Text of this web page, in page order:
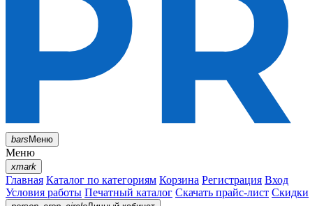
barsМеню
Меню
xmark
Главная Каталог по категориям Корзина Регистрация Вход
Условия работы Печатный каталог Скачать прайс-лист Скидки